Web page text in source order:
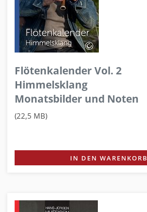
Flötenkalender Vol. 2
Himmelsklang
Monatsbilder und Noten
(22,5 MB)
IN DEN WARENKORB